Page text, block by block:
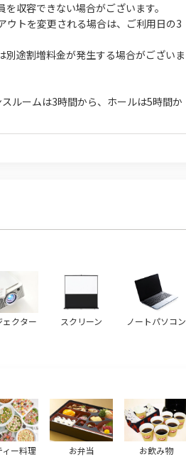
収容できない場合がございます。
トを変更される場合は、ご利用日の3
途割増料金が発生する場合がございま
ルームは3時間から、ホールは5時間か
ェクター スクリーン ノートパソコン
ィー料理 お弁当 お飲み物